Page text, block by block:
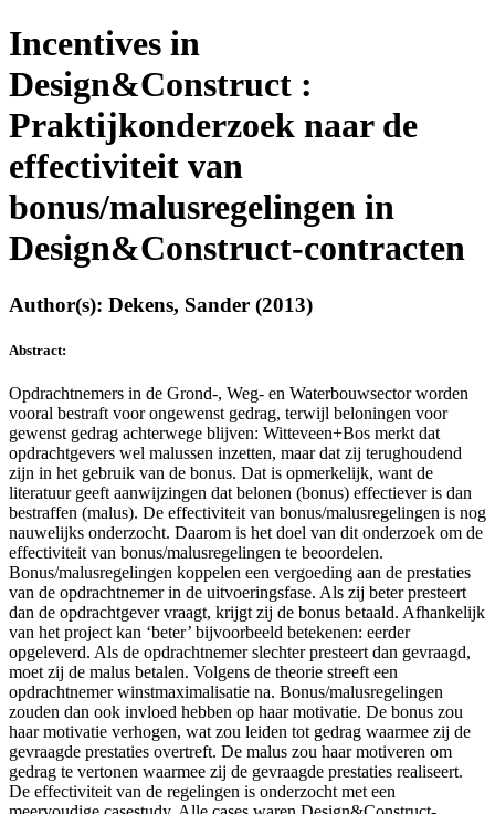
Incentives in
Design&Construct :
Praktijkonderzoek naar de
effectiviteit van
bonus/malusregelingen in
Design&Construct-contracten
Author(s): Dekens, Sander (2013)
Abstract:
Opdrachtnemers in de Grond-, Weg- en Waterbouwsector worden
vooral bestraft voor ongewenst gedrag, terwijl beloningen voor
gewenst gedrag achterwege blijven: Witteveen+Bos merkt dat
opdrachtgevers wel malussen inzetten, maar dat zij terughoudend
zijn in het gebruik van de bonus. Dat is opmerkelijk, want de
literatuur geeft aanwijzingen dat belonen (bonus) effectiever is dan
bestraffen (malus). De effectiviteit van bonus/malusregelingen is nog
nauwelijks onderzocht. Daarom is het doel van dit onderzoek om de
effectiviteit van bonus/malusregelingen te beoordelen.
Bonus/malusregelingen koppelen een vergoeding aan de prestaties
van de opdrachtnemer in de uitvoeringsfase. Als zij beter presteert
dan de opdrachtgever vraagt, krijgt zij de bonus betaald. Afhankelijk
van het project kan ‘beter’ bijvoorbeeld betekenen: eerder
opgeleverd. Als de opdrachtnemer slechter presteert dan gevraagd,
moet zij de malus betalen. Volgens de theorie streeft een
opdrachtnemer winstmaximalisatie na. Bonus/malusregelingen
zouden dan ook invloed hebben op haar motivatie. De bonus zou
haar motivatie verhogen, wat zou leiden tot gedrag waarmee zij de
gevraagde prestaties overtreft. De malus zou haar motiveren om
gedrag te vertonen waarmee zij de gevraagde prestaties realiseert.
De effectiviteit van de regelingen is onderzocht met een